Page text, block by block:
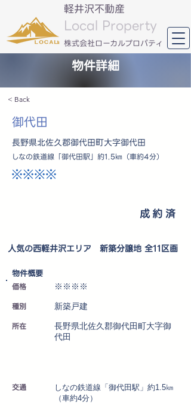
軽井沢不動産
Local Property
​株式会社ローカルプロパティ
物件詳細
< Back
御代田
長野県北佐久郡御代田町大字御代田
しなの鉄道線「御代田駅」約1.5㎞（車約4分）
※※※※
成約済
人気の西軽井沢エリア 新築分譲地 全11区画
​物件概要
価格 ※※※※
種別 新築戸建
所在
長野県北佐久郡御代田町大字御
代田
交通
しなの鉄道線「御代田駅」約1.5㎞
（車約4分）